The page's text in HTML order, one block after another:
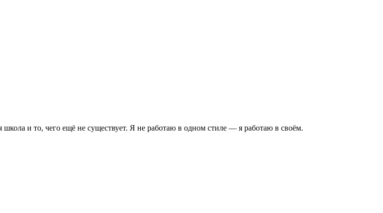
и то, чего ещё не существует. Я не работаю в одном стиле — я работаю в своём.